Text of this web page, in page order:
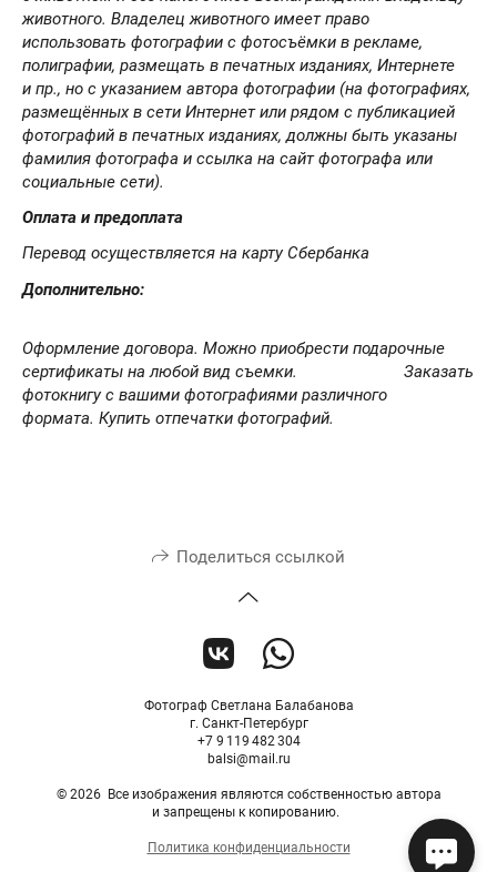
животного. Владелец животного имеет право
использовать фотографии с фотосъёмки в рекламе,
полиграфии, размещать в печатных изданиях, Интернете
и пр., но с указанием автора фотографии (на фотографиях,
размещённых в сети Интернет или рядом с публикацией
фотографий в печатных изданиях, должны быть указаны
фамилия фотографа и ссылка на сайт фотографа или
социальные сети).
Оплата и предоплата
Перевод осуществляется на карту Сбербанка
Дополнительно:
Оформление договора. Можно приобрести подарочные
сертификаты на любой вид съемки. Заказать
фотокнигу с вашими фотографиями различного
формата. Купить отпечатки фотографий.
Поделиться ссылкой
Фотограф Светлана Балабанова
г. Санкт-Петербург
+7 9 119 482 304
balsi@mail.ru
© 2026 Все изображения являются собственностью автора
и запрещены к копированию.
Политика конфиденциальности